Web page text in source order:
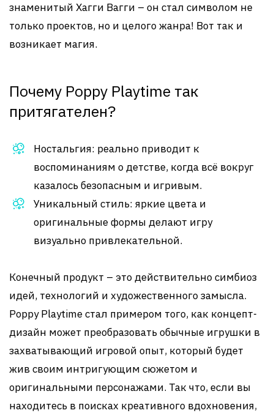
знаменитый Хагги Вагги – он стал символом не
только проектов, но и целого жанра! Вот так и
возникает магия.
Почему Poppy Playtime так
притягателен?
Ностальгия: реально приводит к
воспоминаниям о детстве, когда всё вокруг
казалось безопасным и игривым.
Уникальный стиль: яркие цвета и
оригинальные формы делают игру
визуально привлекательной.
Конечный продукт – это действительно симбиоз
идей, технологий и художественного замысла.
Poppy Playtime стал примером того, как концепт-
дизайн может преобразовать обычные игрушки в
захватывающий игровой опыт, который будет
жив своим интригующим сюжетом и
оригинальными персонажами. Так что, если вы
находитесь в поисках креативного вдохновения,